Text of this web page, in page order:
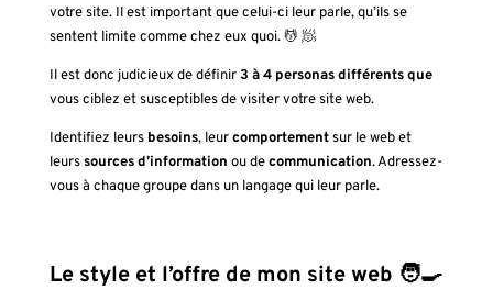
votre site. Il est important que celui-ci leur parle, qu’ils se
sentent limite comme chez eux quoi. 💆 🧖
Il est donc judicieux de définir3 à 4 personas différents que
vous ciblez et susceptibles de visiter votre site web.
Identifiez leurs besoins, leurcomportementsur le web et
leurssources d’information ou decommunication. Adressez-
vous à chaque groupe dans un langage qui leur parle.
Le style et l’offre de mon site web 🧑‍🍳